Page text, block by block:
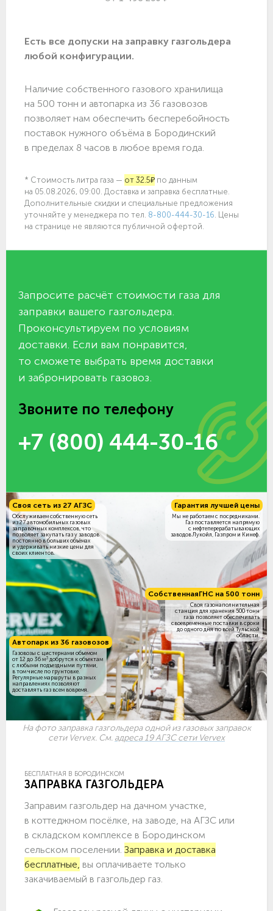
Есть все допуски нa заправку газгольдера
любой конфигурации.
Наличие собственного газового хранилища
на 500 тонн и автопарка из 36 газовозов
позволяет нам обеспечить бесперебойность
поставок нужного объёма в Бородинский
в пределах 8 часов в любое время года.
* Стоимость литра газа — от 32.5₽ по данным
на 05.08.2026, 09:00. Доставка и заправка бесплатные.
Дополнительные скидки и специальные предложения
уточняйте у менеджера по тел. 8-800-444-30-16 . Цены
на странице не являются публичной офертой.
Запросите расчёт стоимости газа для
заправки вашего газгольдера.
Проконсультируем по условиям
доставки. Если вам понравится,
то сможете выбрать время доставки
и забронировать газовоз.
Звоните по телефону
+7 (800) 444-30-16
СобственнаяГНС на 500 тонн
Своя газонаполнительная
станция для хранения 500 тонн
газа позволяет обеспечивать
своевременные поставки в сроки
до одного дня по всей Тульской
области.
Своя сеть из 27 АГЗС
Обслуживаем собственную сеть
из 27 автомобильных газовых
заправочных комплексов, что
позволяет закупать газ у заводов
постоянно в больших объёмах
и удерживать низкие цены для
своих клиентов.
Гарантия лучшей цены
Мы не работаем с посредниками.
Газ поставляется напрямую
с нефтеперерабатывающих
заводов Лукойл, Газпром и Кинеф.
Автопарк из 36 газовозов
Газовозы с цистернами объемом
от 12 до 36 м3 добрутся к объектам
c любыми подъездными путями,
в том числе по грунтовке.
Регулярные маршруты в разных
направлениях позволяют
доставлять газ всем вовремя.
На фото заправка газгольдера одной из газовых заправок
сети Vervex. См. адреса 19 АГЗС сети Vervex
БЕСПЛАТНАЯ В БОРОДИНСКОМ
ЗАПРАВКА ГАЗГОЛЬДЕРА
Заправим газгольдер на дачном участке,
в коттеджном посёлке, на заводе, на АГЗС или
в складском комплексе в Бородинском
сельском поселении. Заправка и доставка
бесплатные, вы оплачиваете только
закачиваемый в газгольдер газ.